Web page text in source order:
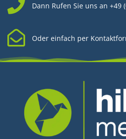
Dann Rufen Sie uns an +49
Oder einfach per